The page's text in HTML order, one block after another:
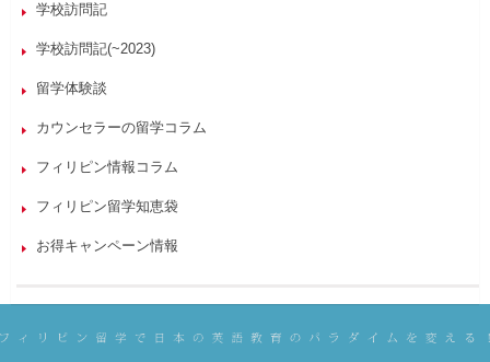
学校訪問記
学校訪問記(~2023)
留学体験談
カウンセラーの留学コラム
フィリピン情報コラム
フィリピン留学知恵袋
お得キャンペーン情報